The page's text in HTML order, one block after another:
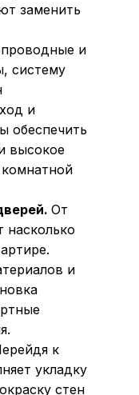
заменить
и
систему
и
обеспечить
высокое
От
насколько
и
к
укладку
стен